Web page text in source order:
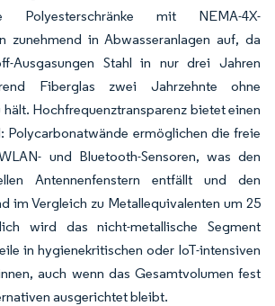
Polyesterschränke mit NEMA-4X-
zunehmend in Abwasseranlagen auf, da
Ausgasungen Stahl in nur drei Jahren
Fiberglas zwei Jahrzehnte ohne
Hochfrequenztransparenz bietet einen
Polycarbonatwände ermöglichen die freie
und Bluetooth-Sensoren, was den
Antennenfenstern entfällt und den
im Vergleich zu Metallequivalenten um 25
wird das nicht-metallische Segment
in hygienekritischen oder IoT-intensiven
auch wenn das Gesamtvolumen fest
ausgerichtet bleibt.